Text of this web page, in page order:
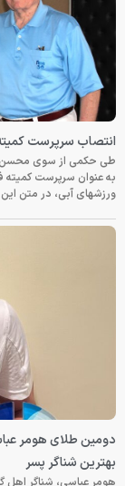
انتصاب سرپرست
طی حکمی از سوی محسن
به عنوان سرپرست کمیته
ورزشهای آبی، در متن این
دومین طلای هومر
بهترین شناگر پسر
هومر عباسی، شناگر اهل